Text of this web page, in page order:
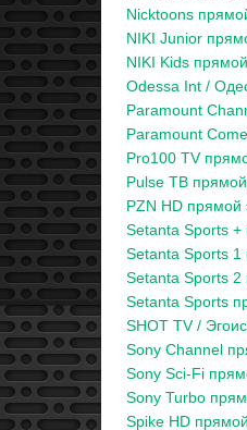
Nicktoons
NIKI Junior
NIKI Kids
Odessa Int /
Paramount
Paramount
Pro100 TV
Pulse ТВ
PZN HD
Setanta Sports
Setanta Sports
Setanta Sports
Setanta Sports
SHOT TV /
Sony Channel
Sony Sci-Fi
Sony Turbo
Spike HD